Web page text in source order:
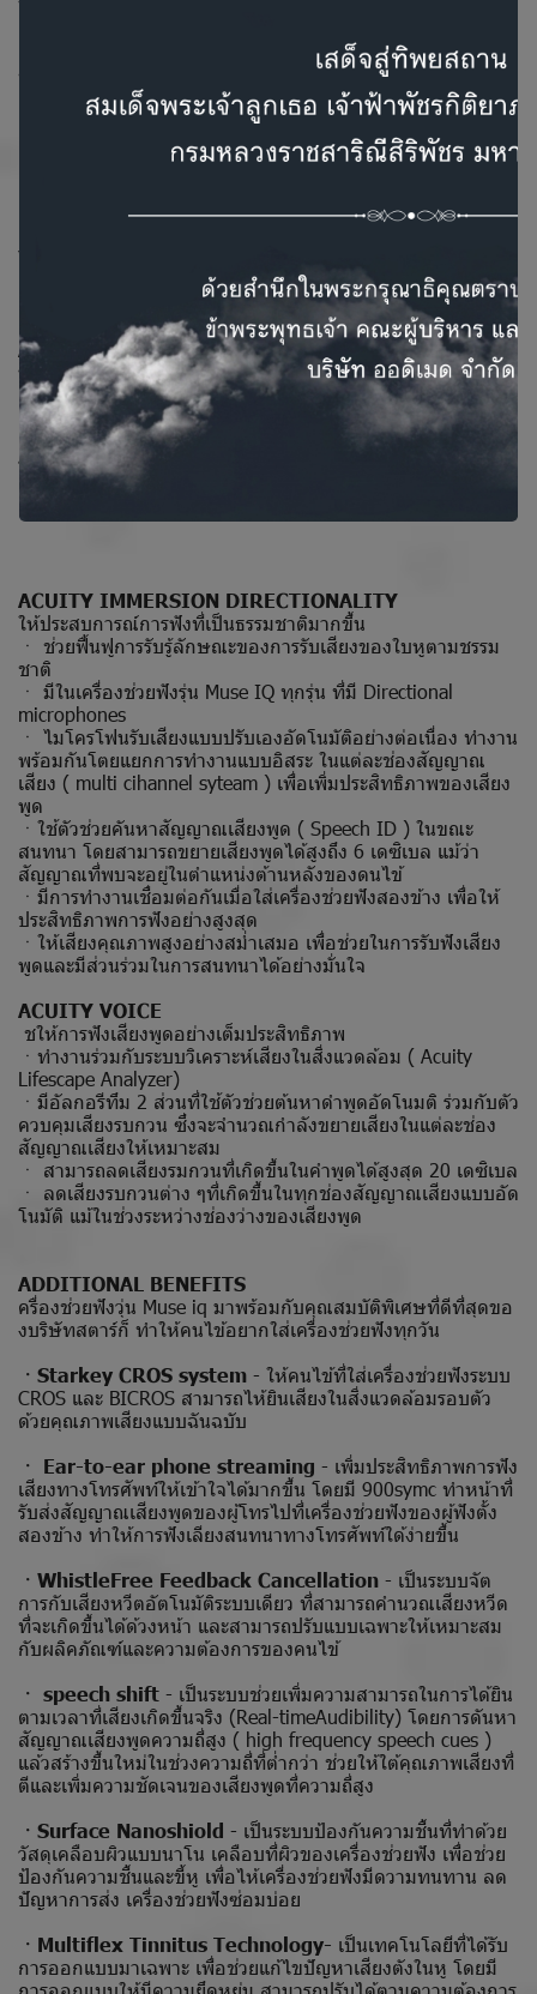
ใหม่ เครื่องช่วยฟังรุ่น Muse iQ แบบชารังไฟฟ้าได้
ㆍถ่านชาร์จไฟฟ้าที่ใช้งานได้นานที่สุดถึง 30 ชั่วโมง เพื่อให้ได้
ประโยชะนีในการฟังสูงสุดจากการรับส่ง
สัญญาณ
ㆍแท่นชาร์จไฟฟ้ามีขนาดเล็ก
ㆍใช้เวลาชาร์จเพียง 15 นาที
เครื่องออกจากแท่นซาร์จก็ใช้งานได้ทันที
ได้ยินข้างเตียว ( single-sided hearing loss)
ACUITY IMMERSION
นำการได้ยินกลับมา
ㆍเข้าถึงการรับฟังเสียงในช่วงความถี่ที่กว้างขึ้น เพื่อรับรู้ถึง
ลักษณะทางกายภาพของเสียงที่อยู่ในสิ่งแวดล้อม
ㆍสำหรับ Muse iQ แบบ CIC จะไห้รับประโยชน์จากตำแหน่งการ
วางไมโครโฟน ที่ช่วยเพิ่มประสิทธิภาพ การรับรายจะเอียดของ
เสียงความถี่สูง ทำให้เสียงมืคุณภาพดีขึ้นและรู้ทิตทางของเสียงที่
ACUITY IMMERSION DIRECTIONALITY
ให้ประสบการณ์การฟังที่เป็นธรรมชาติมากขึ้น
ㆍ ช่วยฟื้นฟูการรับรู้ลักษณะของการรับเสียงของใบหูตามชรรม
ชาติ
ㆍ มีในเครื่องช่วยฟังรุ่น Muse IQ ทุกรุ่น ที่มี Directional
microphones
ㆍ ไมโครโฟนรับเสียงแบบปรับเองอัดโนมัติอย่างต่อเนื่อง ทำงาน
พร้อมกันโตยแยกการทำงานแบบอิสระ ในแต่ละช่องสัญญาณ
เสียง ( multi cihannel syteam ) เพื่อเพิ่มประสิทธิภาพของเสียง
พูด
ㆍใช้ตัวช่วยคันหาสัญญาณเสียงพูด ( Speech ID ) ในขณะ
สนทนา โดยสามารถขยายเสียงพูดได้สูงถึง 6 เดซิเบล แม้ว่า
สัญญาณที่พบจะอยู่ในตำแหน่งต้านหลังของดนไข้
ㆍมีการทำงานเชื่อมต่อกันเมื่อใส่เครื่องช่วยฟังสองข้าง เพื่อให้
ประสิทธิภาพการฟังอย่างสูงสุด
ㆍให้เสียงคุณภาพสูงอย่างสม่ำเสมอ เพื่อช่วยในการรับฟังเสียง
พูดและมีส่วนร่วมในการสนทนาได้อย่างมั่นใจ
ACUITY VOICE
ชให้การฟังเสียงพูดอย่างเต็มประสิทธิภาพ
ㆍทำงานร่วมกับระบบวิเคราะห์เสียงในสิ่งแวดล้อม ( Acuity
Lifescape Analyzer)
ㆍมีอัลกอรีทึม 2 ส่วนที่ใช้ตัวช่วยต้นหาดำพูดอัดโนมติ ร่วมกับตัว
ควบคุมเสียงรบกวน ซึ่งจะจำนวณกำลังขยายเสียงในแต่ละช่อง
สัญญาณเสียงให้เหมาะสม
ㆍ สามารถลดเสียงรมกวนที่เกิดขึ้นในคำพูดได้สูงสุด 20 เดซิเบล
ㆍ ลดเสียงรบกวนต่าง ๆที่เกิดขึ้นในทุกช่องสัญญาณเสียงแบบอัด
โนมัติ แม้ในช่วงระหว่างช่องว่างของเสียงพูด
ADDITIONAL BENEFITS
ครื่องช่วยฟังวุ่น Muse iq มาพร้อมกับคุณสมบัติพิเศษที่ดีที่สุดขอ
งบริษัทสตาร์ก็ ทำให้คนไข้อยากใส่เครื่องช่วยฟังทุกวัน
ㆍStarkey CROS system - ให้คนไข้ที่ใส่เครื่องช่วยฟังระบบ
CROS และ BICROS สามารถไห้ยินเสียงในสิ่งแวดล้อมรอบตัว
ด้วยคุณภาพเสียงแบบฉันฉบับ
ㆍ Ear-to-ear phone streaming - เพิ่มประสิทธิภาพการฟัง
เสียงทางโทรศัพท์ให้เข้าใจได้มากขึ้น โดยมี 900symc ทำหน้าที่
รับส่งสัญญาณเสียงพูดของผู้โทรไปที่เครื่องช่วยฟังของผู้ฟังตั้ง
สองข้าง ทำให้การฟังเลียงสนทนาทางโทรศัพท์ใด้ง่ายขึ้น
ㆍWhistleFree Feedback Cancellation - เป็นระบบจัต
การกับเสียงหวีตอัตโนมัติระบบเดียว ที่สามารถคำนวณเสียงหวีด
ที่จะเกิดขึ้นได้ด้วงหน้า และสามารถปรับแบบเฉพาะให้เหมาะสม
กับผลิคภัณฑ์และความต้องการของคนไข้
ㆍ speech shift - เป็นระบบช่วยเพิ่มความสามารถในการได้ยิน
ตามเวลาที่เสียงเกิดขึ้นจริง (Real-timeAudibility) โดยการดันหา
สัญญาณเสียงพูดความถี่สูง ( high frequency speech cues )
แล้วสร้างขึ้นใหม่ในช่วงความถี่ที่ต่ำกว่า ช่วยให้ใต้คุณภาพเสียงที่
ตีและเพิ่มความชัดเจนของเสียงพูดที่ความถี่สูง
ㆍSurface Nanoshiold - เป็นระบบป้องกันความชื้นที่ทำด้วย
วัสดุเคลือบผิวแบบนาโน เคลือบที่ผิวของเครื่องช่วยฟัง เพื่อช่วย
ป้องกันความชื้นและขี้หู เพื่อไห้เครื่องช่วยฟังมีดวามทนทาน ลด
ปัญหาการส่ง เครื่องช่วยฟังซ่อมบ่อย
ㆍMultiflex Tinnitus Technology- เป็นเทคโนโลยีที่ได้รับ
การออกแบบมาเฉพาะ เพื่อช่วยแก้ไขปัญหาเสียงตังในหู โดยมี